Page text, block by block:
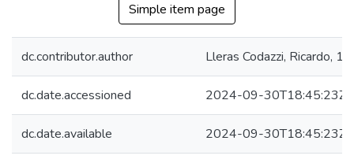
Simple item page
dc.contributor.author Lleras Codazzi, Ricardo,
dc.date.accessioned 2024-09-30T18:45:23Z
dc.date.available 2024-09-30T18:45:23Z